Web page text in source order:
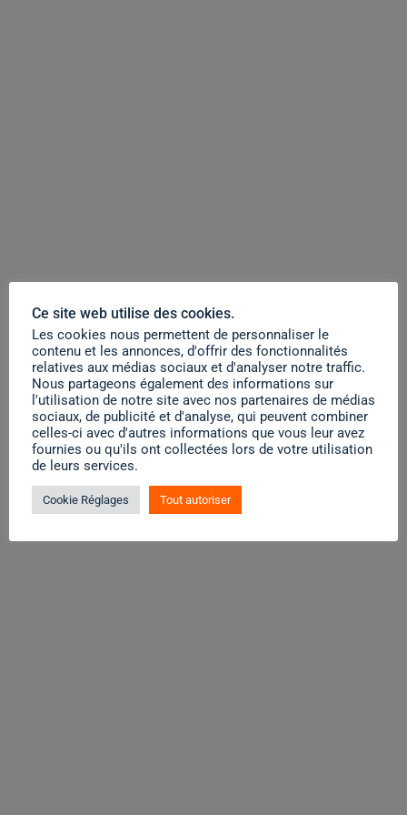
Ce site web utilise des cookies.
Les cookies nous permettent de personnaliser le
contenu et les annonces, d'offrir des fonctionnalités
relatives aux médias sociaux et d'analyser notre traffic.
Nous partageons également des informations sur
l'utilisation de notre site avec nos partenaires de médias
sociaux, de publicité et d'analyse, qui peuvent combiner
celles-ci avec d'autres informations que vous leur avez
fournies ou qu'ils ont collectées lors de votre utilisation
de leurs services.
Cookie Réglages Tout autoriser